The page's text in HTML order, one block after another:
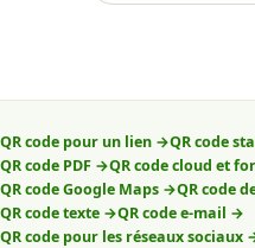
QR code pour un lien →QR code
QR code PDF →QR code cloud et
QR code Google Maps →QR code
QR code texte →QR code e-mail →
QR code pour les réseaux sociaux